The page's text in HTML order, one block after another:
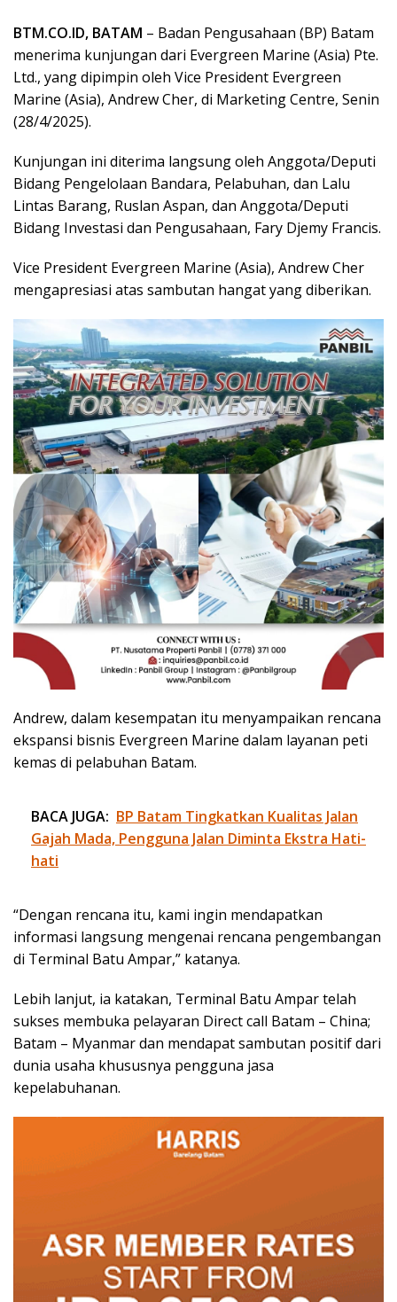
BTM.CO.ID, BATAM – Badan Pengusahaan (BP) Batam
menerima kunjungan dari Evergreen Marine (Asia) Pte.
Ltd., yang dipimpin oleh Vice President Evergreen
Marine (Asia), Andrew Cher, di Marketing Centre, Senin
(28/4/2025).
Kunjungan ini diterima langsung oleh Anggota/Deputi
Bidang Pengelolaan Bandara, Pelabuhan, dan Lalu
Lintas Barang, Ruslan Aspan, dan Anggota/Deputi
Bidang Investasi dan Pengusahaan, Fary Djemy Francis.
Vice President Evergreen Marine (Asia), Andrew Cher
mengapresiasi atas sambutan hangat yang diberikan.
Andrew, dalam kesempatan itu menyampaikan rencana
ekspansi bisnis Evergreen Marine dalam layanan peti
kemas di pelabuhan Batam.
BACA JUGA: BP Batam Tingkatkan Kualitas Jalan
Gajah Mada, Pengguna Jalan Diminta Ekstra Hati-
hati
“Dengan rencana itu, kami ingin mendapatkan
informasi langsung mengenai rencana pengembangan
di Terminal Batu Ampar,” katanya.
Lebih lanjut, ia katakan, Terminal Batu Ampar telah
sukses membuka pelayaran Direct call Batam – China;
Batam – Myanmar dan mendapat sambutan positif dari
dunia usaha khususnya pengguna jasa
kepelabuhanan.